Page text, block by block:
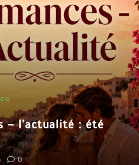
– l’actualité : été
0